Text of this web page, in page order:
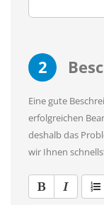
2
Eine gute
erfolgreichen
deshalb das
wir Ihnen